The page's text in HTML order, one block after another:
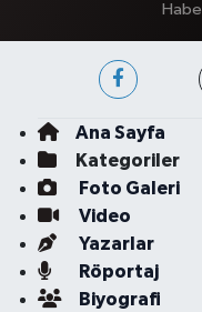
Ana Sayfa
Kategoriler
Foto Galeri
Video
Yazarlar
Röportaj
Biyografi